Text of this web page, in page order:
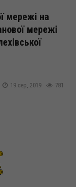
мережі на
мережі
781
19 сер, 2019